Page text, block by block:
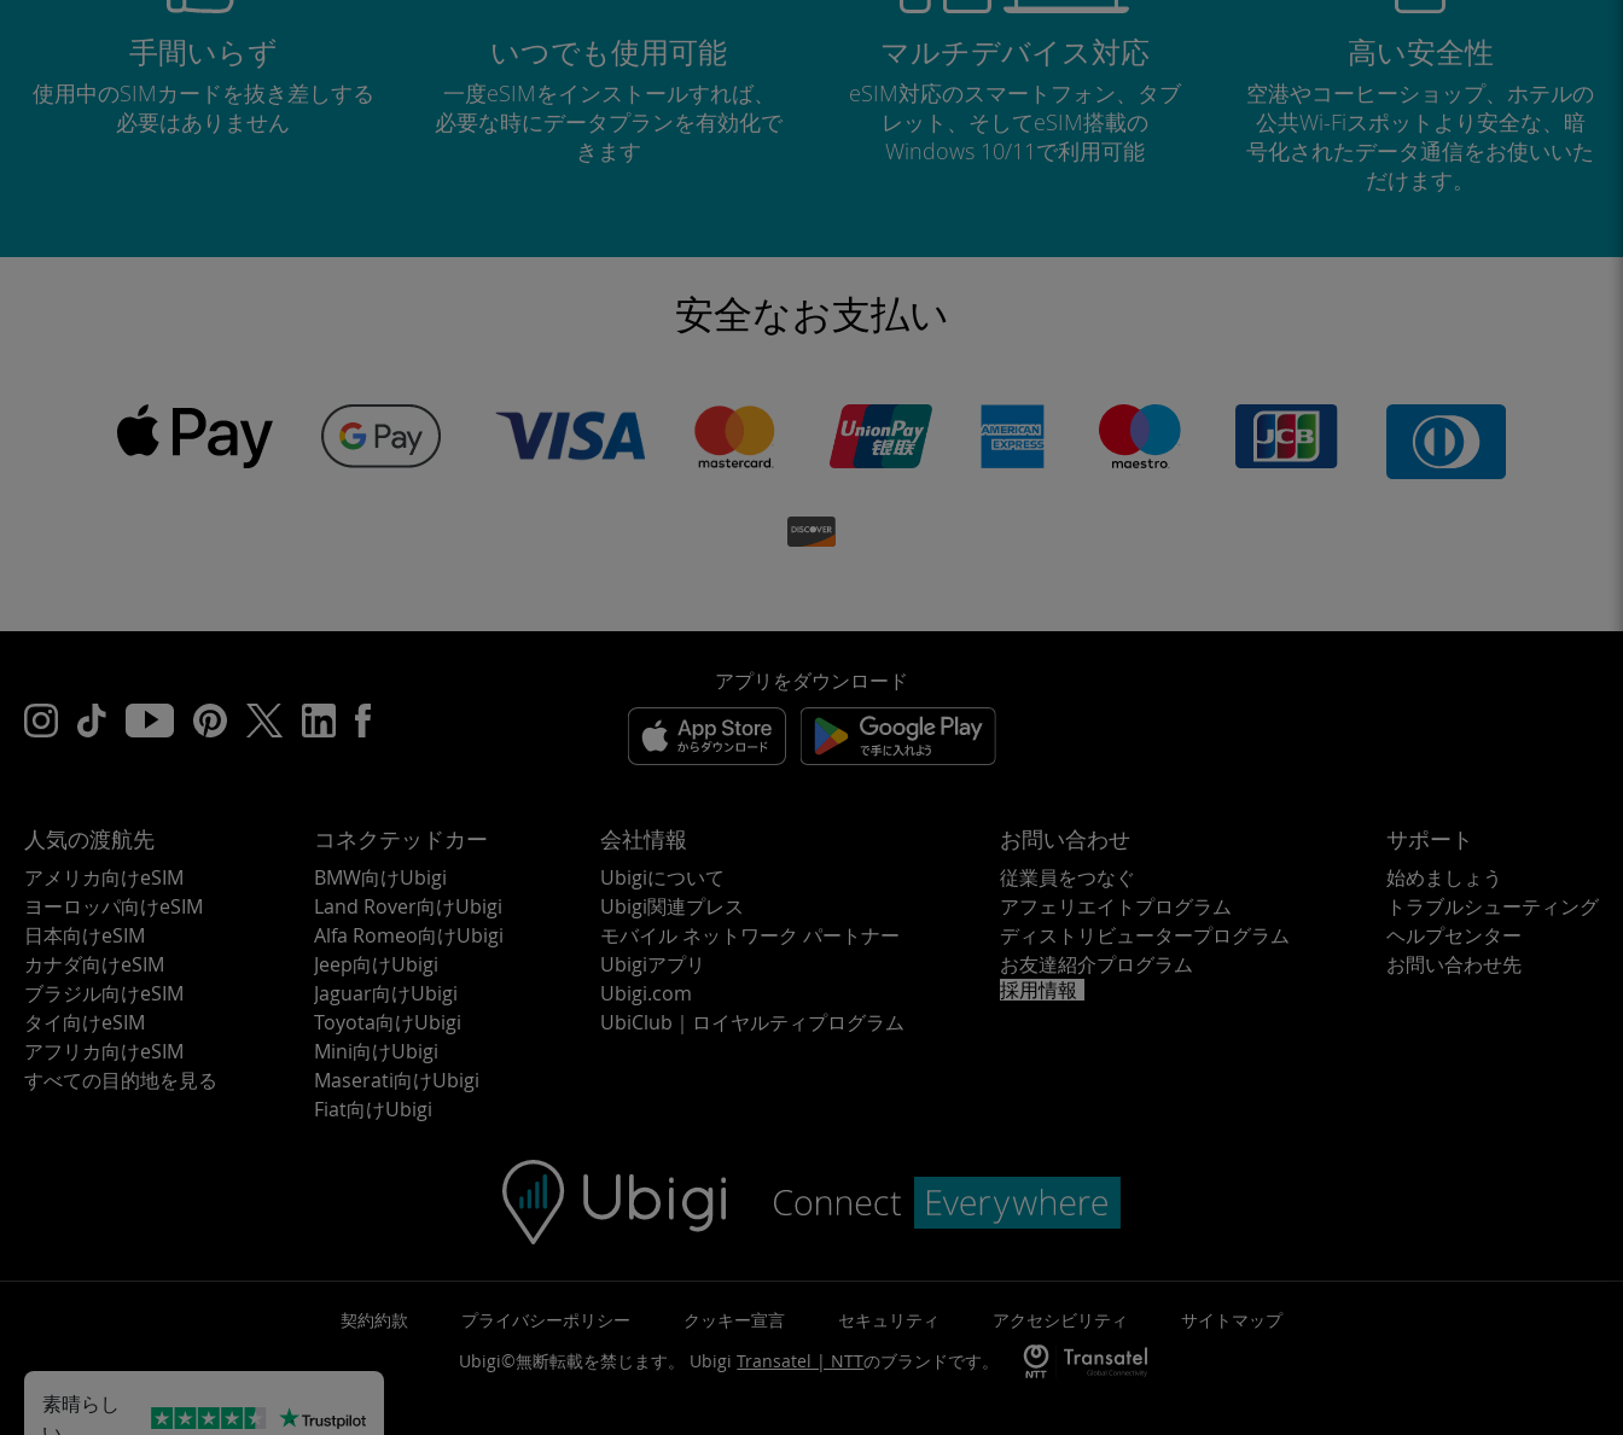
手間いらず
使用中のSIMカードを抜き差しする
必要はありません
いつでも使用可能
一度eSIMをインストールすれば、
必要な時にデータプランを有効化で
きます
マルチデバイス対応
eSIM対応のスマートフォン、タブ
レット、そしてeSIM搭載の
Windows 10/11で利用可能
高い安全性
空港やコーヒーショップ、ホテルの
公共Wi-Fiスポットより安全な、暗
号化されたデータ通信をお使いいた
だけます。
安全なお支払い
アプリをダウンロード
人気の渡航先
アメリカ向けeSIM
ヨーロッパ向けeSIM
日本向けeSIM
カナダ向けeSIM
ブラジル向けeSIM
タイ向けeSIM
アフリカ向けeSIM
すべての目的地を見る
コネクテッドカー
BMW向けUbigi
Land Rover向けUbigi
Alfa Romeo向けUbigi
Jeep向けUbigi
Jaguar向けUbigi
Toyota向けUbigi
Mini向けUbigi
Maserati向けUbigi
Fiat向けUbigi
会社情報
Ubigiについて
Ubigi関連プレス
モバイル ネットワーク パートナー
Ubigiアプリ
Ubigi.com
UbiClub｜ロイヤルティプログラム
お問い合わせ
従業員をつなぐ
アフェリエイトプログラム
ディストリビュータープログラム
お友達紹介プログラム
採用情報
サポート
始めましょう
トラブルシューティング
ヘルプセンター
お問い合わせ先
契約約款 プライバシーポリシー クッキー宣言 セキュリティ アクセシビリティ
サイトマップ
Ubigi©無断転載を禁じます。 UbigiTransatel | NTTのブランドです。
素晴らし